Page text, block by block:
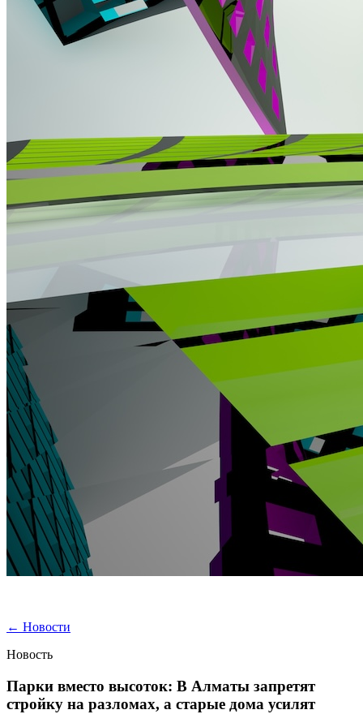
← Новости
Новость
Парки вместо высоток: В Алматы запретят
стройку на разломах, а старые дома усилят